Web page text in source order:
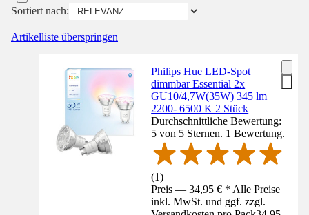
Sortiert nach:
Artikelliste überspringen
Philips Hue LED-Spot
dimmbar Essential 2x
GU10/4,7W(35W) 345 lm
2200- 6500 K 2 Stück
Durchschnittliche Bewertung:
5 von 5 Sternen. 1 Bewertung.
(1)
Preis — 34,95 € * Alle Preise
inkl. MwSt. und ggf. zzgl.